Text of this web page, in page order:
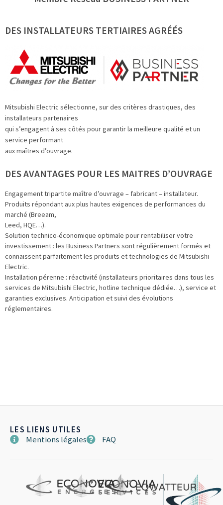
DES INSTALLATEURS TERTIAIRES AGRÉÉS
Mitsubishi Electric sélectionne, sur des critères drastiques, des
installateurs partenaires
qui s’engagent à ses côtés pour garantir la meilleure qualité et un
service performant
aux maîtres d’ouvrage.
DES AVANTAGES POUR LES MAITRES D’OUVRAGE
Engagement tripartite maître d’ouvrage – fabricant – installateur.
Produits répondant aux plus hautes exigences de performances du
marché (Breeam,
Leed, HQE…).
Solution technico-économique optimale pour rentabiliser votre
investissement : les Business Partners sont régulièrement formés et
connaissent parfaitement les produits et technologies de Mitsubishi
Electric.
Installation pérenne : réactivité (installateurs prioritaires dans tous les
services de Mitsubishi Electric, hotline technique dédiée…), service et
garanties exclusives. Anticipation et suivi des évolutions
réglementaires.
LES LIENS UTILES
Mentions légales
FAQ